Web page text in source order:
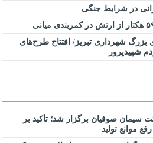
بزرگ شهرداری تبریز/ افتتاح طرح‌های
شهیدپرور
صوفیان برگزار شد؛ تأکید بر
موانع تولید